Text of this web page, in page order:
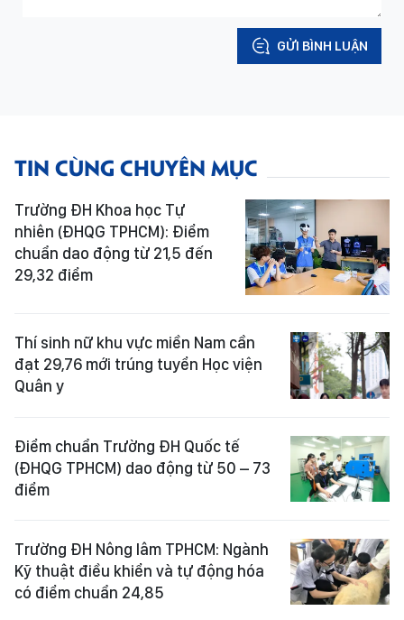
GỬI BÌNH LUẬN
TIN CÙNG CHUYÊN MỤC
Trường ĐH Khoa học Tự
nhiên (ĐHQG TPHCM): Điểm
chuẩn dao động từ 21,5 đến
29,32 điểm
Thí sinh nữ khu vực miền Nam cần
đạt 29,76 mới trúng tuyển Học viện
Quân y
Điểm chuẩn Trường ĐH Quốc tế
(ĐHQG TPHCM) dao động từ 50 – 73
điểm
Trường ĐH Nông lâm TPHCM: Ngành
Kỹ thuật điều khiển và tự động hóa
có điểm chuẩn 24,85